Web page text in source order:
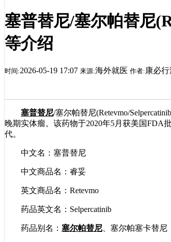
塞普替尼/塞尔帕替尼
等介绍
时间:2026-05-19 17:07 来源:海外就医 作者: 康必
塞普替尼/塞尔帕替尼(Retevmo/
晚期实体瘤。该药物于2020年5月获美国FDA
代。
中文名：塞普替尼
中文商品名：睿妥
英文商品名：Retevmo
药品英文名：Selpercatinib
药品别名： 塞尔帕替尼 、塞尔帕塞卡替尼